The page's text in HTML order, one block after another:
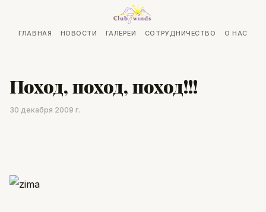
ГЛАВНАЯ НОВОСТИ ГАЛЕРЕИ СОТРУДНИЧЕСТВО О НАС
Поход, поход, поход!!!
30 декабря 2009 г.